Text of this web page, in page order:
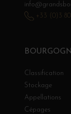
Classification
Stockage
Appellations
Cépages
+33 (0)3